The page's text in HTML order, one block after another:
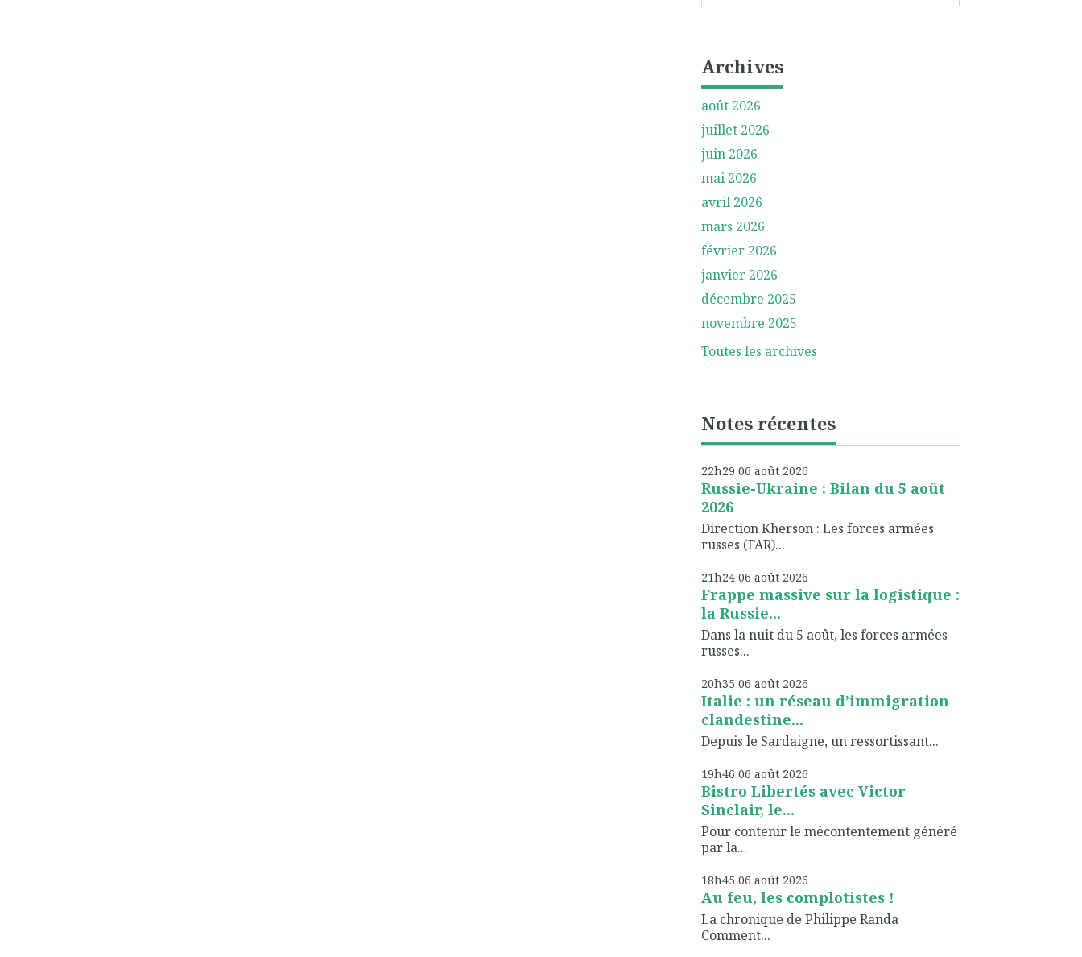
Archives
août 2026
juillet 2026
juin 2026
mai 2026
avril 2026
mars 2026
février 2026
janvier 2026
décembre 2025
novembre 2025
Toutes les archives
Notes récentes
22h29 06 août 2026
Russie-Ukraine : Bilan du 5 août
2026
Direction Kherson : Les forces armées
russes (FAR)...
21h24 06 août 2026
Frappe massive sur la logistique :
la Russie...
Dans la nuit du 5 août, les forces armées
russes...
20h35 06 août 2026
Italie : un réseau d’immigration
clandestine...
Depuis le Sardaigne, un ressortissant...
19h46 06 août 2026
Bistro Libertés avec Victor
Sinclair, le...
Pour contenir le mécontentement généré
par la...
18h45 06 août 2026
Au feu, les complotistes !
La chronique de Philippe Randa
Comment...